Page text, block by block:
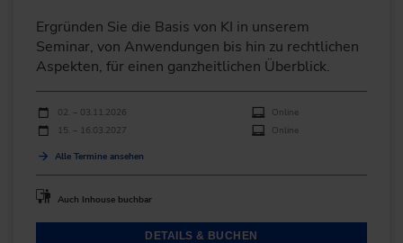
Ergründen Sie die Basis von KI in unserem
Seminar, von Anwendungen bis hin zu rechtlichen
Aspekten, für einen ganzheitlichen Überblick.
Durchführungen
Veranstaltungsdatum
02. – 03.11.2026
Online
15. – 16.03.2027
Online
Alle Termine ansehen
Auch Inhouse buchbar
DETAILS & BUCHEN